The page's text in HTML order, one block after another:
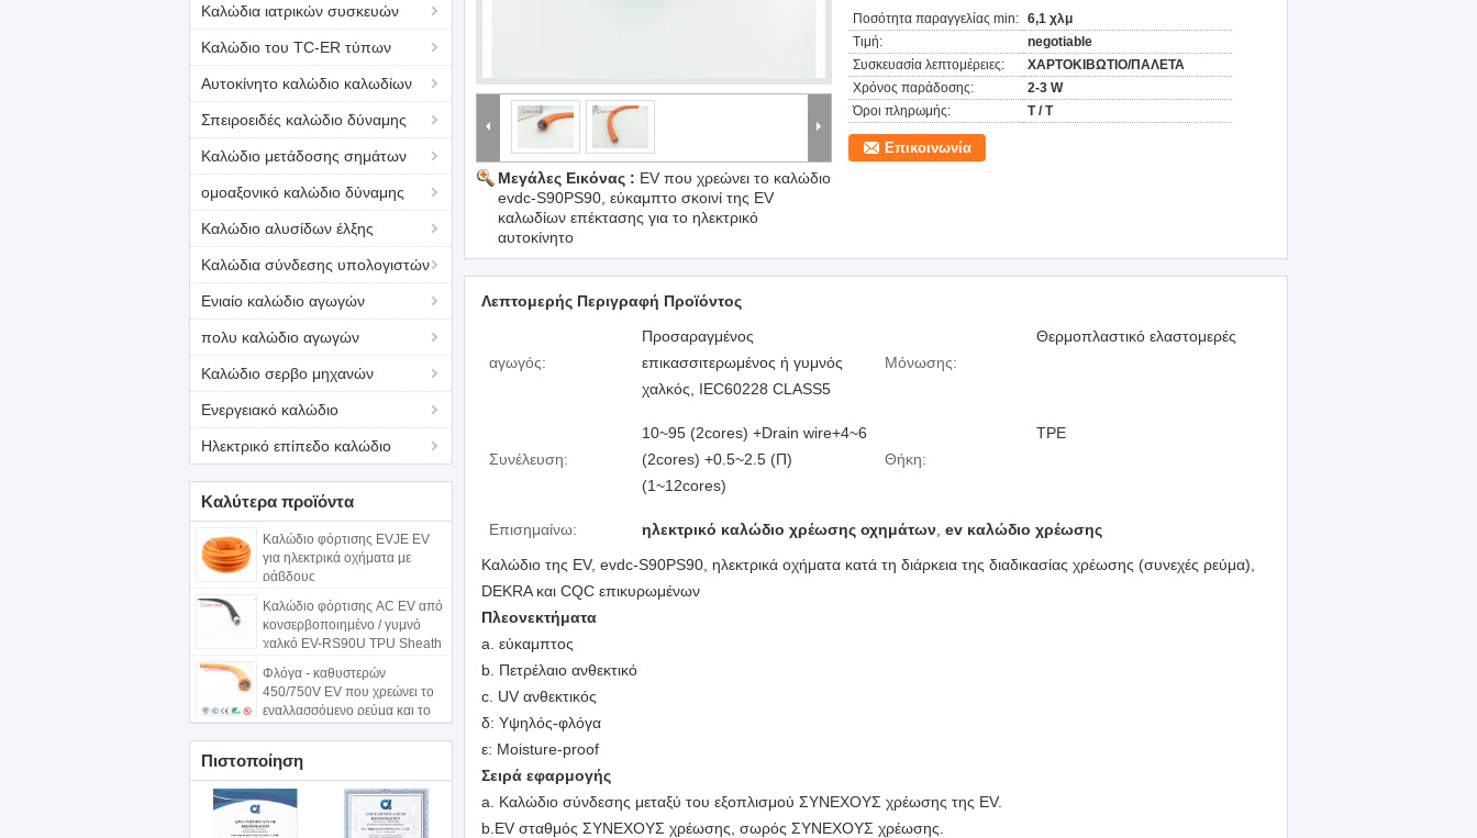
Καλώδια ιατρικών συσκευών
Καλώδιο του TC-ER τύπων
Αυτοκίνητο καλώδιο καλωδίων
Σπειροειδές καλώδιο δύναμης
Καλώδιο μετάδοσης σημάτων
ομοαξονικό καλώδιο δύναμης
Καλώδιο αλυσίδων έλξης
Καλώδια σύνδεσης υπολογιστών
Ενιαίο καλώδιο αγωγών
πολυ καλώδιο αγωγών
Καλώδιο σερβο μηχανών
Ενεργειακό καλώδιο
Ηλεκτρικό επίπεδο καλώδιο
Καλύτερα προϊόντα
Καλώδιο φόρτισης EVJE EV
για ηλεκτρικά οχήματα με
ράβδους
Καλώδιο φόρτισης AC EV από
κονσερβοποιημένο / γυμνό
χαλκό EV-RS90U TPU Sheath
Φλόγα - καθυστερών
450/750V EV που χρεώνει το
εναλλασσόμενο ρεύμα και το
Πιστοποίηση
Μεγάλες Εικόνας : EV που χρεώνει το καλώδιο
evdc-S90PS90, εύκαμπτο σκοινί της EV
καλωδίων επέκτασης για το ηλεκτρικό
αυτοκίνητο
Ποσότητα παραγγελίας min: 6,1 χλμ
Τιμή:
negotiable
Συσκευασία λεπτομέρειες:
ΧΑΡΤΟΚΙΒΩΤΙΟ/ΠΑΛΕΤΑ
Χρόνος παράδοσης:
2-3 W
Όροι πληρωμής:
T / T
Επικοινωνία
Λεπτομερής Περιγραφή Προϊόντος
αγωγός:
Προσαραγμένος
επικασσιτερωμένος ή γυμνός
χαλκός, IEC60228 CLASS5
Μόνωσης:
Θερμοπλαστικό ελαστομερές
Συνέλευση:
10~95 (2cores) +Drain wire+4~6
(2cores) +0.5~2.5 (Π)
(1~12cores)
Θήκη:
TPE
Επισημαίνω: ηλεκτρικό καλώδιο χρέωσης οχημάτων ev καλώδιο χρέωσης
Καλώδιο της EV, evdc-S90PS90, ηλεκτρικά οχήματα κατά τη διάρκεια της διαδικασίας χρέωσης (συνεχές ρεύμα),
DEKRA και CQC επικυρωμένων
Πλεονεκτήματα
a. εύκαμπτος
b. Πετρέλαιο ανθεκτικό
c. UV ανθεκτικός
δ: Υψηλός-φλόγα
ε: Moisture-proof
Σειρά εφαρμογής
a. Καλώδιο σύνδεσης μεταξύ του εξοπλισμού ΣΥΝΕΧΟΥΣ χρέωσης της EV.
b.EV σταθμός ΣΥΝΕΧΟΥΣ χρέωσης, σωρός ΣΥΝΕΧΟΥΣ χρέωσης.